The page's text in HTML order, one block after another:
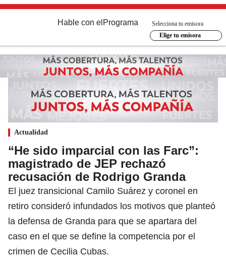
Hable con el Programa
Selecciona tu emisora
Elige tu emisora
Actualidad
“He sido imparcial con las Farc”:
magistrado de JEP rechazó
recusación de Rodrigo Granda
El juez transicional Camilo Suárez y coronel en
retiro consideró infundados los motivos que planteó
la defensa de Granda para que se apartara del
caso en el que se define la competencia por el
crimen de Cecilia Cubas.